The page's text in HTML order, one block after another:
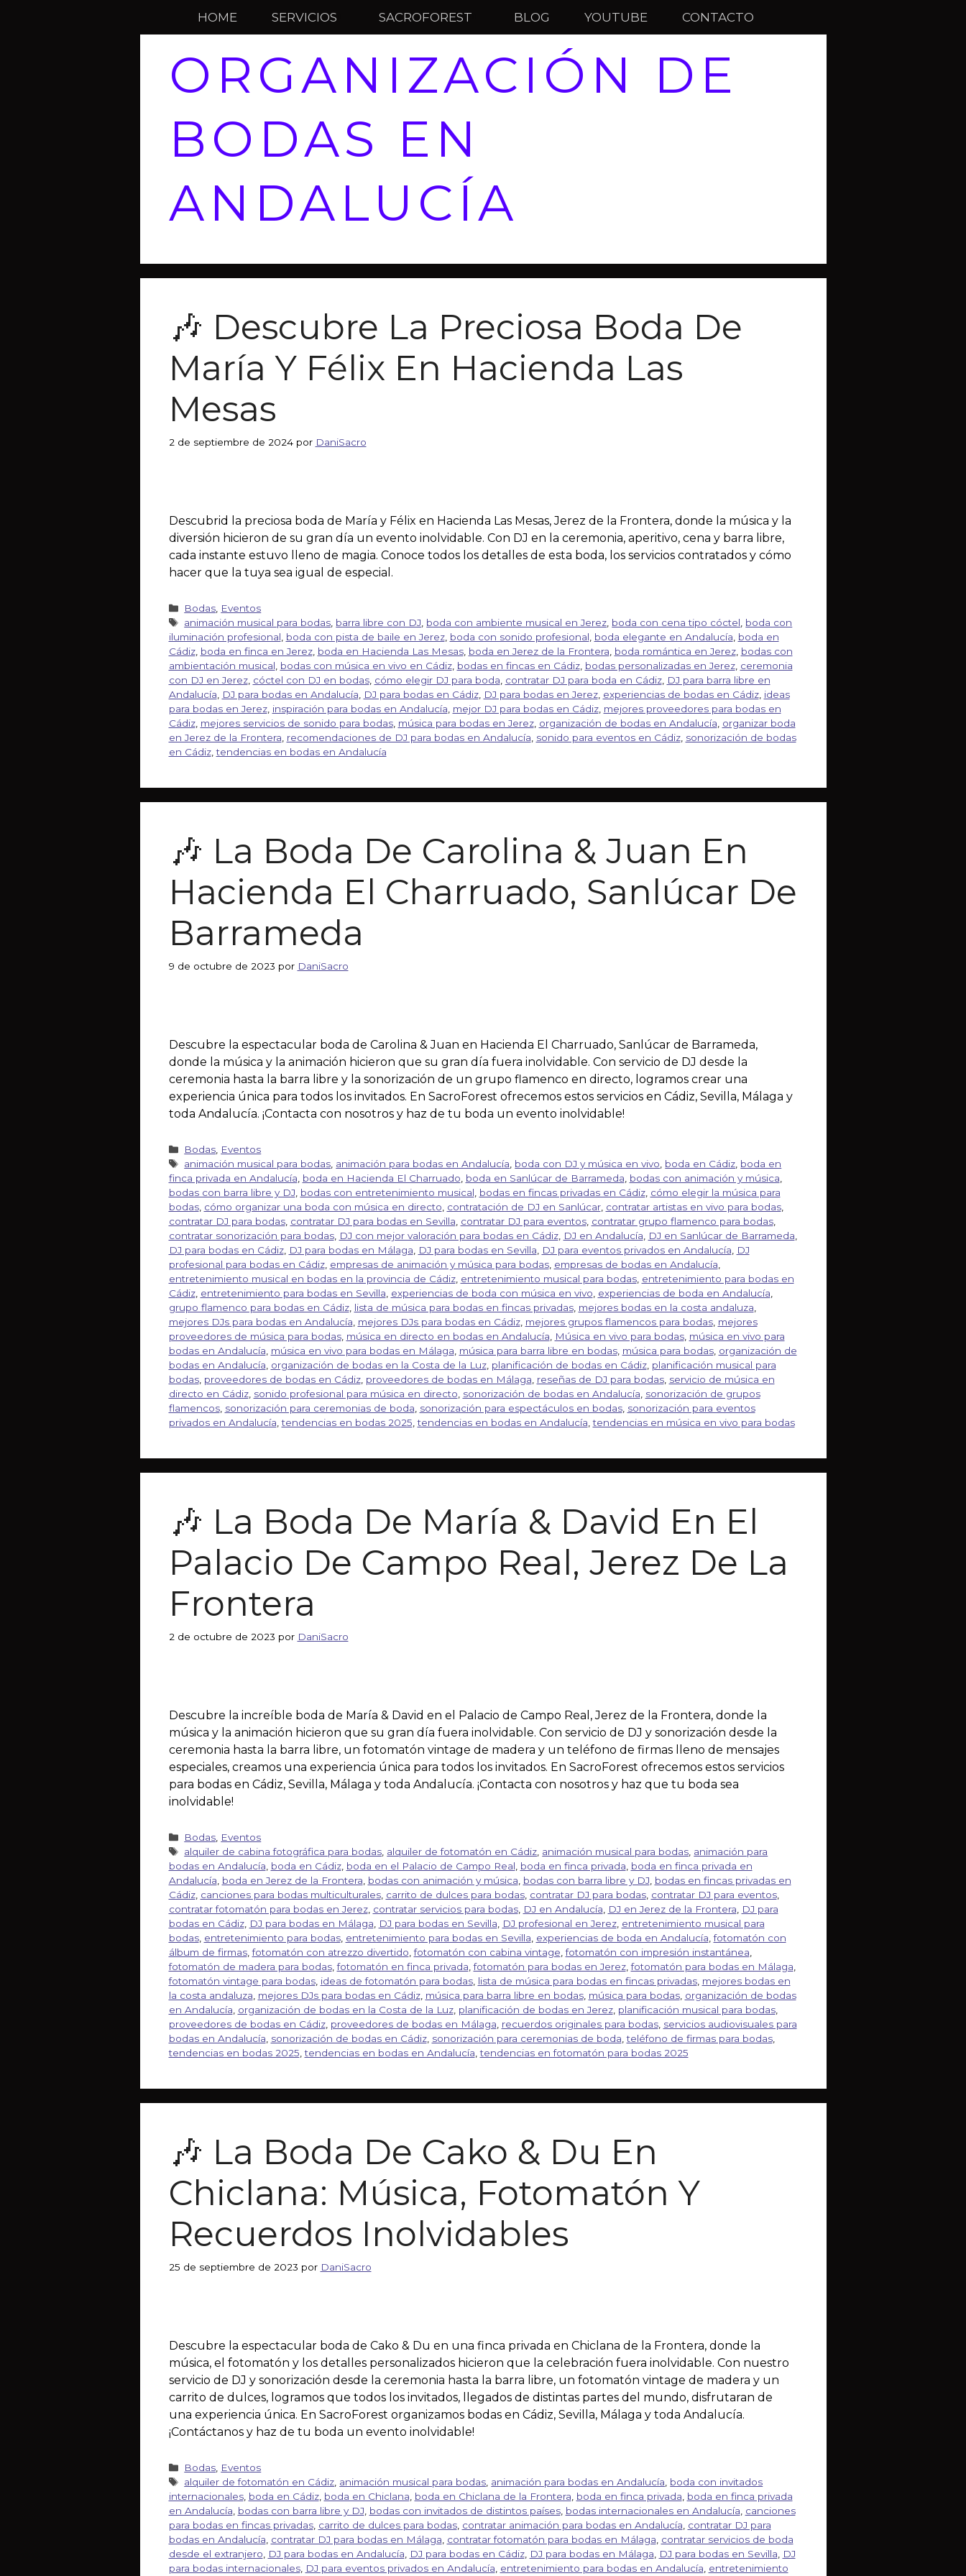
HOME SERVICIOS SACROFOREST BLOG YOUTUBE CONTACTO
ORGANIZACIÓN DE
BODAS EN
ANDALUCÍA
🎶 Descubre La Preciosa Boda De
María Y Félix En Hacienda Las
Mesas
2 de septiembre de 2024 por DaniSacro
Descubrid la preciosa boda de María y Félix en Hacienda Las Mesas, Jerez de la Frontera, donde la música y la
diversión hicieron de su gran día un evento inolvidable. Con DJ en la ceremonia, aperitivo, cena y barra libre,
cada instante estuvo lleno de magia. Conoce todos los detalles de esta boda, los servicios contratados y cómo
hacer que la tuya sea igual de especial.
Bodas Eventos
animación musical para bodas barra libre con DJ boda con ambiente musical en Jerez boda con cena tipo cóctel boda con
iluminación profesional boda con pista de baile en Jerez, boda con sonido profesional boda elegante en Andalucía boda en
Cádiz, boda en finca en Jerez, boda en Hacienda Las Mesas, boda en Jerez de la Frontera boda romántica en Jerez, bodas con
ambientación musical bodas con música en vivo en Cádiz, bodas en fincas en Cádiz, bodas personalizadas en Jerez, ceremonia
con DJ en Jerez, cóctel con DJ en bodas, cómo elegir DJ para boda contratar DJ para boda en Cádiz, DJ para barra libre en
Andalucía
DJ para bodas en Andalucía DJ para bodas en Cádiz, DJ para bodas en Jerez, experiencias de bodas en Cádiz, ideas
para bodas en Jerez, inspiración para bodas en Andalucía mejor DJ para bodas en Cádiz, mejores proveedores para bodas en
Cádiz, mejores servicios de sonido para bodas, música para bodas en Jerez, organización de bodas en Andalucía organizar boda
en Jerez de la Frontera recomendaciones de DJ para bodas en Andalucía sonido para eventos en Cádiz, sonorización de bodas
en Cádiz,tendencias en bodas en Andalucía
🎶 La Boda De Carolina & Juan En
Hacienda El Charruado, Sanlúcar De
Barrameda
9 de octubre de 2023 por DaniSacro
Descubre la espectacular boda de Carolina & Juan en Hacienda El Charruado, Sanlúcar de Barrameda,
donde la música y la animación hicieron que su gran día fuera inolvidable. Con servicio de DJ desde la
ceremonia hasta la barra libre y la sonorización de un grupo flamenco en directo, logramos crear una
experiencia única para todos los invitados. En SacroForest ofrecemos estos servicios en Cádiz, Sevilla, Málaga y
toda Andalucía. ¡Contacta con nosotros y haz de tu boda un evento inolvidable!
Bodas Eventos
animación musical para bodas animación para bodas en Andalucía boda con DJ y música en vivo boda en Cádiz boda en
finca privada en Andalucía boda en Hacienda El Charruado boda en Sanlúcar de Barrameda bodas con animación y música
bodas con barra libre y DJ bodas con entretenimiento musical bodas en fincas privadas en Cádiz, cómo elegir la música para
bodas, cómo organizar una boda con música en directo contratación de DJ en Sanlúcar, contratar artistas en vivo para bodas,
contratar DJ para bodas, contratar DJ para bodas en Sevilla contratar DJ para eventos, contratar grupo flamenco para bodas,
contratar sonorización para bodas, DJ con mejor valoración para bodas en Cádiz, DJ en Andalucía DJ en Sanlúcar de Barrameda
DJ para bodas en Cádiz, DJ para bodas en Málaga DJ para bodas en Sevilla DJ para eventos privados en Andalucía
DJ
profesional para bodas en Cádiz, empresas de animación y música para bodas, empresas de bodas en Andalucía
entretenimiento musical en bodas en la provincia de Cádiz, entretenimiento musical para bodas, entretenimiento para bodas en
Cádiz, entretenimiento para bodas en Sevilla experiencias de boda con música en vivo experiencias de boda en Andalucía
grupo flamenco para bodas en Cádiz, lista de música para bodas en fincas privadas, mejores bodas en la costa andaluza
mejores DJs para bodas en Andalucía mejores DJs para bodas en Cádiz, mejores grupos flamencos para bodas, mejores
proveedores de música para bodas, música en directo en bodas en Andalucía Música en vivo para bodas, música en vivo para
bodas en Andalucía música en vivo para bodas en Málaga música para barra libre en bodas, música para bodas, organización de
bodas en Andalucía organización de bodas en la Costa de la Luz, planificación de bodas en Cádiz, planificación musical para
bodas, proveedores de bodas en Cádiz, proveedores de bodas en Málaga reseñas de DJ para bodas, servicio de música en
directo en Cádiz, sonido profesional para música en directo sonorización de bodas en Andalucía sonorización de grupos
flamencos, sonorización para ceremonias de boda sonorización para espectáculos en bodas, sonorización para eventos
privados en Andalucía ,tendencias en bodas 2025 ,tendencias en bodas en Andalucía ,tendencias en música en vivo para bodas
🎶 La Boda De María & David En El
Palacio De Campo Real, Jerez De La
Frontera
2 de octubre de 2023 por DaniSacro
Descubre la increíble boda de María & David en el Palacio de Campo Real, Jerez de la Frontera, donde la
música y la animación hicieron que su gran día fuera inolvidable. Con servicio de DJ y sonorización desde la
ceremonia hasta la barra libre, un fotomatón vintage de madera y un teléfono de firmas lleno de mensajes
especiales, creamos una experiencia única para todos los invitados. En SacroForest ofrecemos estos servicios
para bodas en Cádiz, Sevilla, Málaga y toda Andalucía. ¡Contacta con nosotros y haz que tu boda sea
inolvidable!
Bodas Eventos
alquiler de cabina fotográfica para bodas alquiler de fotomatón en Cádiz animación musical para bodas animación para
bodas en Andalucía boda en Cádiz, boda en el Palacio de Campo Real boda en finca privada boda en finca privada en
Andalucía boda en Jerez de la Frontera bodas con animación y música bodas con barra libre y DJ bodas en fincas privadas en
Cádiz, canciones para bodas multiculturales, carrito de dulces para bodas, contratar DJ para bodas, contratar DJ para eventos,
contratar fotomatón para bodas en Jerez, contratar servicios para bodas, DJ en Andalucía DJ en Jerez de la Frontera
DJ para
bodas en Cádiz, DJ para bodas en Málaga DJ para bodas en Sevilla DJ profesional en Jerez, entretenimiento musical para
bodas, entretenimiento para bodas, entretenimiento para bodas en Sevilla experiencias de boda en Andalucía ,fotomatón con
álbum de firmas,fotomatón con atrezzo divertido ,fotomatón con cabina vintage ,fotomatón con impresión instantánea
fotomatón de madera para bodas,fotomatón en finca privada ,fotomatón para bodas en Jerez,fotomatón para bodas en Málaga
fotomatón vintage para bodas, ideas de fotomatón para bodas, lista de música para bodas en fincas privadas, mejores bodas en
la costa andaluza mejores DJs para bodas en Cádiz, música para barra libre en bodas, música para bodas, organización de bodas
en Andalucía organización de bodas en la Costa de la Luz, planificación de bodas en Jerez, planificación musical para bodas,
proveedores de bodas en Cádiz, proveedores de bodas en Málaga recuerdos originales para bodas, servicios audiovisuales para
bodas en Andalucía sonorización de bodas en Cádiz, sonorización para ceremonias de boda ,teléfono de firmas para bodas,
tendencias en bodas 2025 ,tendencias en bodas en Andalucía ,tendencias en fotomatón para bodas 2025
🎶 La Boda De Cako & Du En
Chiclana: Música, Fotomatón Y
Recuerdos Inolvidables
25 de septiembre de 2023 por DaniSacro
Descubre la espectacular boda de Cako & Du en una finca privada en Chiclana de la Frontera, donde la
música, el fotomatón y los detalles personalizados hicieron que la celebración fuera inolvidable. Con nuestro
servicio de DJ y sonorización desde la ceremonia hasta la barra libre, un fotomatón vintage de madera y un
carrito de dulces, logramos que todos los invitados, llegados de distintas partes del mundo, disfrutaran de
una experiencia única. En SacroForest organizamos bodas en Cádiz, Sevilla, Málaga y toda Andalucía.
¡Contáctanos y haz de tu boda un evento inolvidable!
Bodas Eventos
alquiler de fotomatón en Cádiz animación musical para bodas animación para bodas en Andalucía boda con invitados
internacionales, boda en Cádiz, boda en Chiclana boda en Chiclana de la Frontera boda en finca privada boda en finca privada
en Andalucía bodas con barra libre y DJ bodas con invitados de distintos países, bodas internacionales en Andalucía canciones
para bodas en fincas privadas, carrito de dulces para bodas, contratar animación para bodas en Andalucía contratar DJ para
bodas en Andalucía contratar DJ para bodas en Málaga contratar fotomatón para bodas en Málaga contratar servicios de boda
desde el extranjero
DJ para bodas en Andalucía DJ para bodas en Cádiz, DJ para bodas en Málaga DJ para bodas en Sevilla
DJ
para bodas internacionales, DJ para eventos privados en Andalucía entretenimiento para bodas en Andalucía entretenimiento